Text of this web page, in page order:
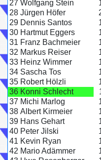
27 Wolfgang Stein
28 Jürgen Höfer
29 Dennis Santos
30 Hartmut Eggers
31 Franz Bachmeier
32 Markus Reiser
33 Heinz Wimmer
34 Sascha Tos
35 Robert Hölzli
36 Konni Schlecht
37 Michi Marlog
38 Albert Kirmeier
39 Hans Gehart
40 Peter Jilski
41 Kevin Ryan
42 Mario Adämmer